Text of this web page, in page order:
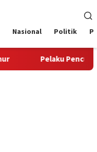
Nasional Politik
Pelaku Pencurian